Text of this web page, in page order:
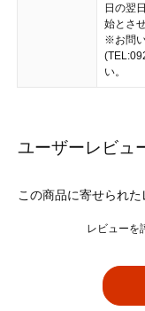
日の翌
始とさ
※お問
い。
ユーザーレビュ
この商品に寄せられた
レビューを